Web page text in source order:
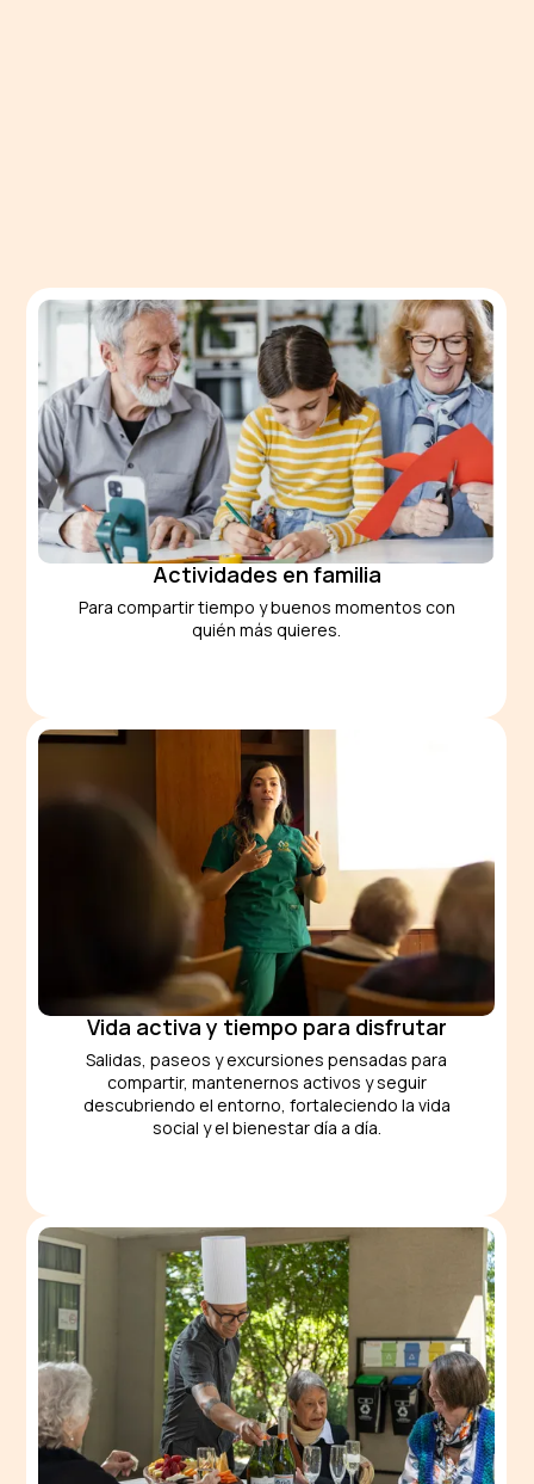
Actividades en familia
Para compartir tiempo y buenos momentos con
quién más quieres.
Vida activa y tiempo para disfrutar
Salidas, paseos y excursiones pensadas para
compartir, mantenernos activos y seguir
descubriendo el entorno, fortaleciendo la vida
social y el bienestar día a día.